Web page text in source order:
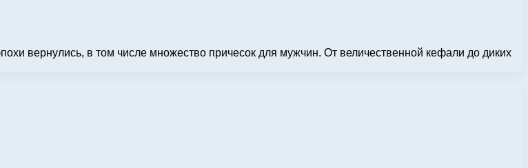
вернулись, в том числе множество причесок для мужчин. От величественной кефали до диких